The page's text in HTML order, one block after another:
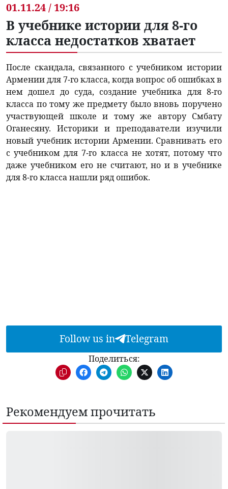
01.11.24 / 19:16
В учебнике истории для 8-го
класса недостатков хватает
После скандала, связанного с учебником истории
Армении для 7-го класса, когда вопрос об ошибках в
нем дошел до суда, создание учебника для 8-го
класса по тому же предмету было вновь поручено
участвующей школе и тому же автору Смбату
Оганесяну. Историки и преподаватели изучили
новый учебник истории Армении. Сравнивать его
с учебником для 7-го класса не хотят, потому что
даже учебником его не считают, но и в учебнике
для 8-го класса нашли ряд ошибок.
Follow us in Telegram
Поделиться:
Рекомендуем прочитать